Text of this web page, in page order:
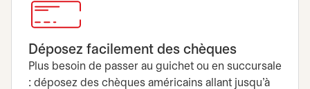
Déposez facilement des chèques
Plus besoin de passer au guichet ou en succursale
: déposez des chèques américains allant jusqu’à